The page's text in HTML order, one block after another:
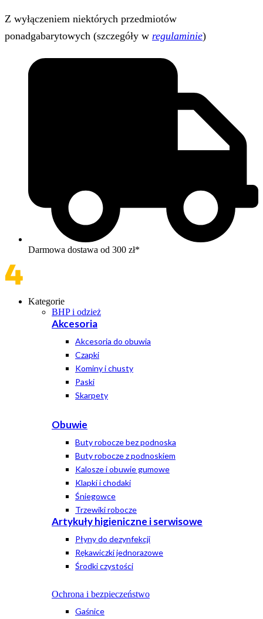
Z wyłączeniem niektórych przedmiotów
ponadgabarytowych (szczegóły w regulaminie)
Darmowa dostawa od 300 zł*
Kategorie
BHP i odzież
Akcesoria
Akcesoria do obuwia
Czapki
Kominy i chusty
Paski
Skarpety
Obuwie
Buty robocze bez podnoska
Buty robocze z podnoskiem
Kalosze i obuwie gumowe
Klapki i chodaki
Śniegowce
Trzewiki robocze
Artykuły higieniczne i serwisowe
Płyny do dezynfekcji
Rękawiczki jednorazowe
Środki czystości
Ochrona i bezpieczeństwo
Gaśnice